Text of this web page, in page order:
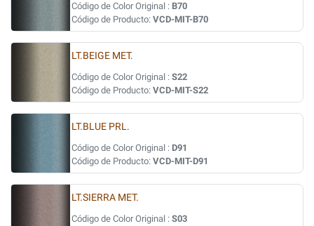
Código de Color Original : B70
Código de Producto: VCD-MIT-B70
LT.BEIGE MET.
Código de Color Original : S22
Código de Producto: VCD-MIT-S22
LT.BLUE PRL.
Código de Color Original : D91
Código de Producto: VCD-MIT-D91
LT.SIERRA MET.
Código de Color Original : S03